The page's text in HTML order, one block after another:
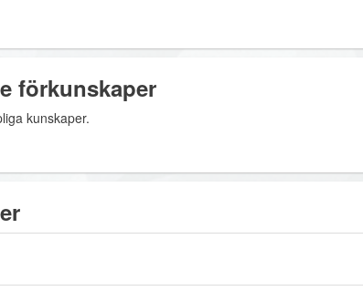
förkunskaper
kunskaper.